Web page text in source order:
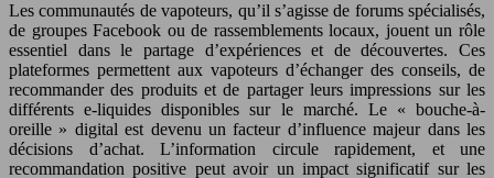
Les communautés de vapoteurs, qu’il s’agisse de forums spécialisés,
de groupes Facebook ou de rassemblements locaux, jouent un rôle
essentiel dans le partage d’expériences et de découvertes. Ces
plateformes permettent aux vapoteurs d’échanger des conseils, de
recommander des produits et de partager leurs impressions sur les
différents e-liquides disponibles sur le marché. Le « bouche-à-
oreille » digital est devenu un facteur d’influence majeur dans les
décisions d’achat. L’information circule rapidement, et une
recommandation positive peut avoir un impact significatif sur les